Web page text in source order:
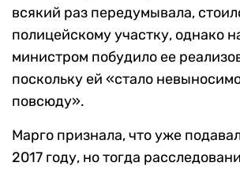
всякий раз передумывала,
полицейскому участку, однако
министром побудило ее
поскольку ей «стало
повсюду».
Марго признала, что уже
2017 году, но тогда